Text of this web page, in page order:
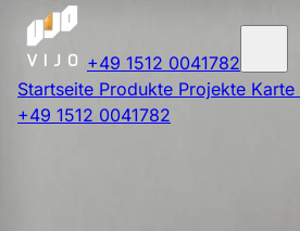
+49 1512 0041782
Startseite Produkte Projekte Karte
+49 1512 0041782